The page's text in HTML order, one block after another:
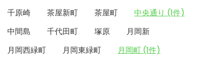
千原崎
茶屋新町 茶屋町
中央通り (1件)
中間島
千代田町 塚原
月岡新
月岡西緑町
月岡東緑町
月岡町 (1件)